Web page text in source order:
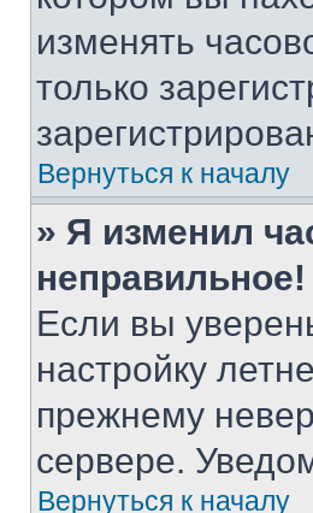
изменять
только
Вернуться к началу
» Я изменил
неправильное!
Если вы
настройку
прежнему
сервере.
Вернуться к началу